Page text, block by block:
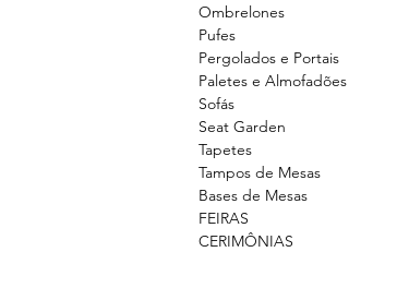
Ombrelones
Pufes
Pergolados e Portais
Paletes e Almofadões
Sofás
Seat Garden
Tapetes
Tampos de Mesas
Bases de Mesas
FEIRAS
CERIMÔNIAS